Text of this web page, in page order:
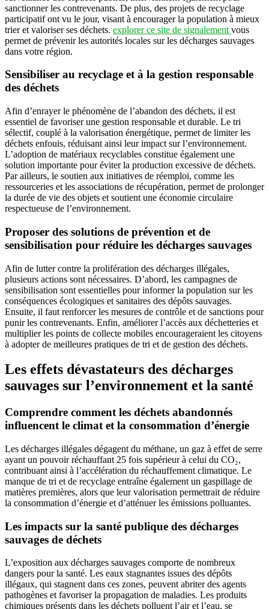
sanctionner les contrevenants. De plus, des projets de recyclage
participatif ont vu le jour, visant à encourager la population à mieux
trier et valoriser ses déchets. explorer ce site de signalement vous
permet de prévenir les autorités locales sur les décharges sauvages
dans votre région.
Sensibiliser au recyclage et à la gestion responsable
des déchets
Afin d’enrayer le phénomène de l’abandon des déchets, il est
essentiel de favoriser une gestion responsable et durable. Le tri
sélectif, couplé à la valorisation énergétique, permet de limiter les
déchets enfouis, réduisant ainsi leur impact sur l’environnement.
L’adoption de matériaux recyclables constitue également une
solution importante pour éviter la production excessive de déchets.
Par ailleurs, le soutien aux initiatives de réemploi, comme les
ressourceries et les associations de récupération, permet de prolonger
la durée de vie des objets et soutient une économie circulaire
respectueuse de l’environnement.
Proposer des solutions de prévention et de
sensibilisation pour réduire les décharges sauvages
Afin de lutter contre la prolifération des décharges illégales,
plusieurs actions sont nécessaires. D’abord, les campagnes de
sensibilisation sont essentielles pour informer la population sur les
conséquences écologiques et sanitaires des dépôts sauvages.
Ensuite, il faut renforcer les mesures de contrôle et de sanctions pour
punir les contrevenants. Enfin, améliorer l’accès aux déchetteries et
multiplier les points de collecte mobiles encourageraient les citoyens
à adopter de meilleures pratiques de tri et de gestion des déchets.
Les effets dévastateurs des décharges
sauvages sur l’environnement et la santé
Comprendre comment les déchets abandonnés
influencent le climat et la consommation d’énergie
Les décharges illégales dégagent du méthane, un gaz à effet de serre
ayant un pouvoir réchauffant 25 fois supérieur à celui du CO₂,
contribuant ainsi à l’accélération du réchauffement climatique. Le
manque de tri et de recyclage entraîne également un gaspillage de
matières premières, alors que leur valorisation permettrait de réduire
la consommation d’énergie et d’atténuer les émissions polluantes.
Les impacts sur la santé publique des décharges
sauvages de déchets
L’exposition aux décharges sauvages comporte de nombreux
dangers pour la santé. Les eaux stagnantes issues des dépôts
illégaux, qui stagnent dans ces zones, peuvent abriter des agents
pathogènes et favoriser la propagation de maladies. Les produits
chimiques présents dans les déchets polluent l’air et l’eau, se